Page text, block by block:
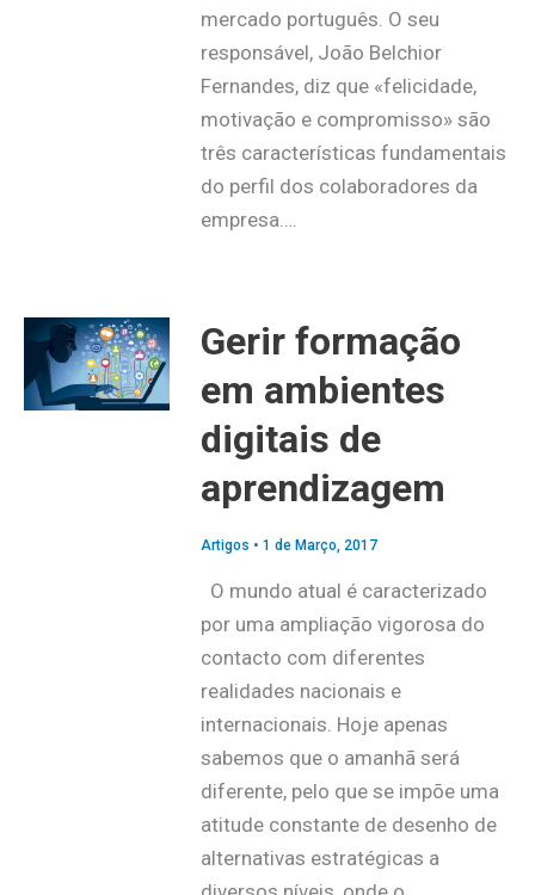
mercado português. O seu
responsável, João Belchior
Fernandes, diz que «felicidade,
motivação e compromisso» são
três características fundamentais
do perfil dos colaboradores da
empresa….
Gerir formação
em ambientes
digitais de
aprendizagem
Artigos • 1 de Março, 2017
O mundo atual é caracterizado
por uma ampliação vigorosa do
contacto com diferentes
realidades nacionais e
internacionais. Hoje apenas
sabemos que o amanhã será
diferente, pelo que se impõe uma
atitude constante de desenho de
alternativas estratégicas a